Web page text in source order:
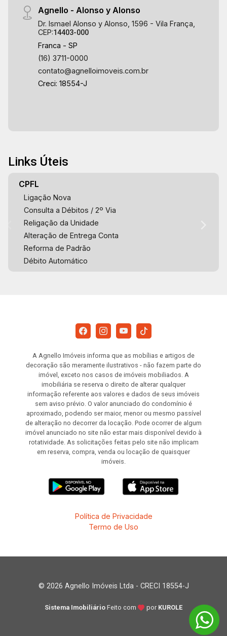
Agnello - Alonso y Alonso
Dr. Ismael Alonso y Alonso, 1596 - Vila França,
CEP:14403-000
Franca - SP
(16) 3711-0000
contato@agnelloimoveis.com.br
Creci: 18554-J
Links Úteis
CPFL
Ligação Nova
Consulta a Débitos / 2º Via
Religação da Unidade
Alteração de Entrega Conta
Reforma de Padrão
Débito Automático
A Agnello Imóveis informa que as mobílias e artigos de
decoração são meramente ilustrativos - não fazem parte do
imóvel, exceto nos casos de imóveis mobiliados. A
imobiliária se reserva o direito de alterar qualquer
informação referente aos valores e dados de seus imóveis
sem aviso prévio. O valor anunciado do condomínio é
aproximado, podendo ser maior, menor ou mesmo passível
de alteração no decorrer da locação. Pode ocorrer de algum
imóvel anunciado no site não estar mais disponível devido à
rotatividade. As solicitações feitas pelo site não implicam
em reserva, compra, venda ou locação de quaisquer
imóveis.
Política de Privacidade
Termo de Uso
© 2026 Agnello Imóveis Ltda - CRECI 18554-J
Sistema Imobiliário Feito com por KUROLE